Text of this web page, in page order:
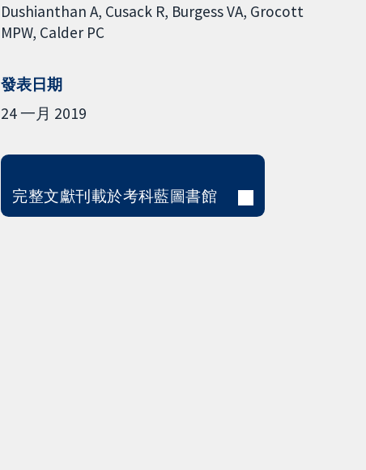
Dushianthan A Cusack R Burgess VA Grocott
MPW Calder PC
發表日期
24 一月 2019
完整文獻刊載於考科藍圖書館